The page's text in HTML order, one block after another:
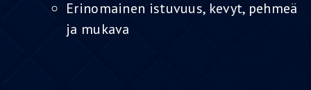
Erinomainen istuvuus, kevyt, pehmeä
ja mukava